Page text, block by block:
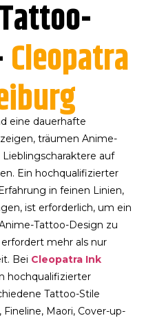
Cleopatra
eine dauerhafte
träumen Anime-
auf
Ein hochqualifizierter
in feinen Linien,
ist erforderlich, um ein
Tattoo-Design zu
mehr als nur
Bei Cleopatra Ink
hochqualifizierter
Tattoo-Stile
Maori, Cover-up-